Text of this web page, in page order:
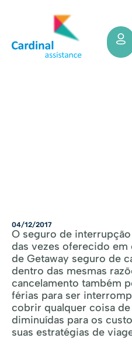
04/12/2017
O seguro de
das vezes oferecido
de Getaway seguro de
dentro das mesmas
cancelamento também
férias para ser
cobrir qualquer coisa
diminuídas para os
suas estratégias de